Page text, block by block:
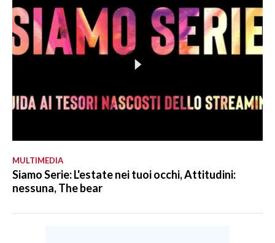
MULTIMEDIA
Siamo Serie: L'estate nei tuoi occhi, Attitudini:
nessuna, The bear